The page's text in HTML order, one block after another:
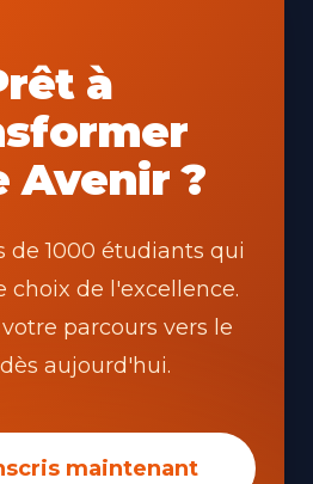
à
Avenir ?
de 1000 étudiants qui
choix de l'excellence.
parcours vers le
aujourd'hui.
maintenant